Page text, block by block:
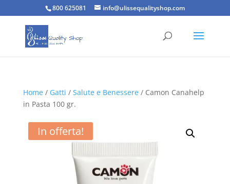
800 625081 info@ulissequalityshop.com
Home/ Gatti / Salute e Benessere/ Camon Canahelp
in Pasta 100 gr.
In offerta!